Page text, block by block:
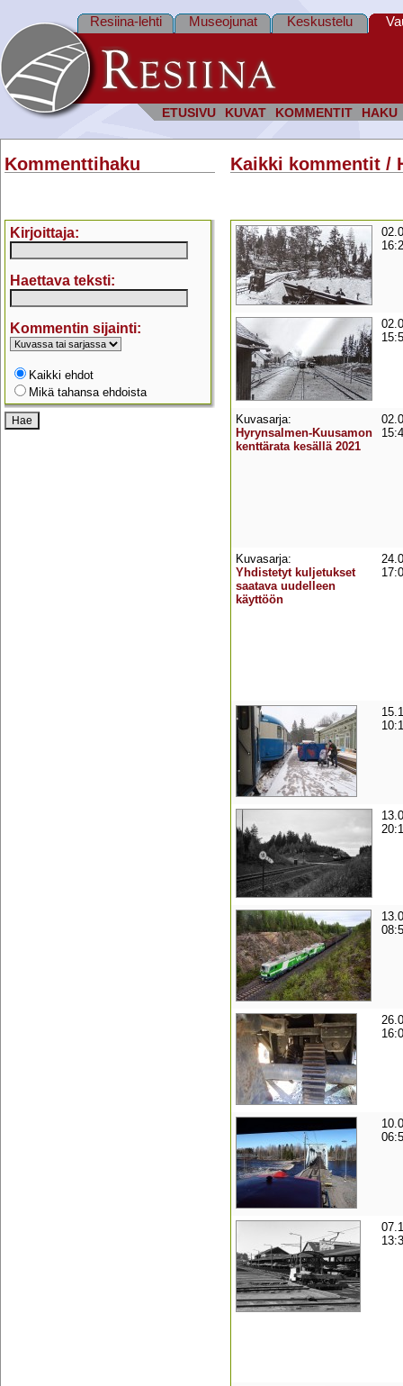
ETUSIVU KUVAT KOMMENTIT HAKU
Resiina-lehti Museojunat Keskustelu
Kommenttihaku
Kirjoittaja:
Haettava teksti:
Kommentin sijainti:
Kaikki ehdot
Mikä tahansa ehdoista
Kaikki kommentit /
Kuvasarja:
Hyrynsalmen-Kuusamon
kenttärata kesällä 2021
Kuvasarja:
Yhdistetyt kuljetukset
saatava uudelleen
käyttöön